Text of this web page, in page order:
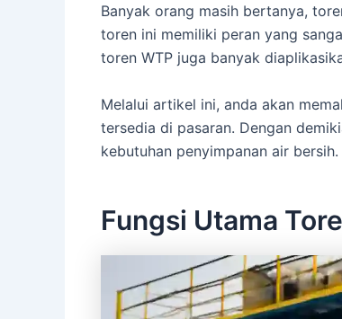
Banyak orang masih bertanya,
toren ini memiliki peran yang
toren WTP juga banyak
Melalui artikel ini, anda akan
tersedia di pasaran. Dengan
kebutuhan penyimpanan air bersih.
Fungsi Utama